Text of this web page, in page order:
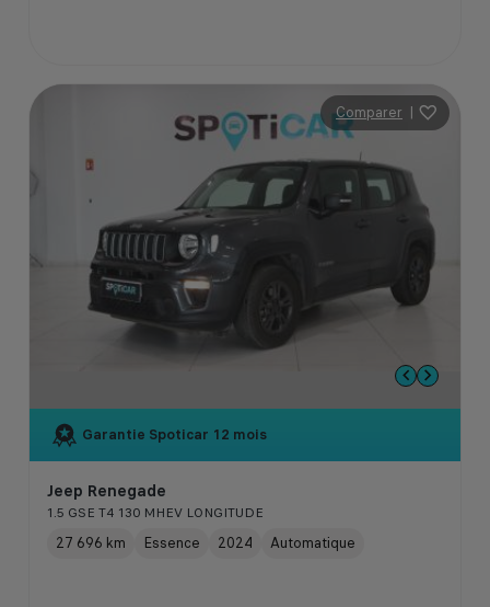
Comparer |
Garantie Spoticar 12 mois
Jeep Renegade
1.5 GSE T4 130 MHEV LONGITUDE
27 696 km Essence 2024 Automatique